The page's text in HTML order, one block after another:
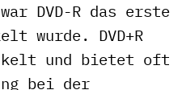
DVD-R das erste
wurde. DVD+R
und bietet oft
bei der